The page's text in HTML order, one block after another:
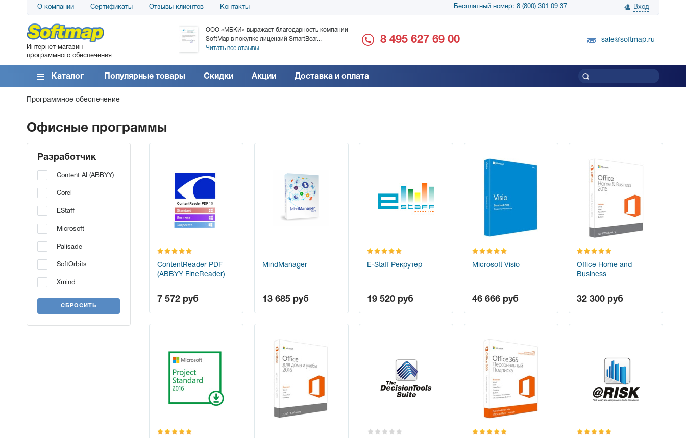
О компании Сертификаты Отзывы клиентов Контакты Бесплатный номер: 8 (800) 301 09 37 Вход
Интернет-магазин
программного обеспечения
АО «АТС» благодарит компанию SoftMap за
поставку программного обеспечения SolarWinds
DameWare...
Читать все отзывы
ООО «МБКИ» выражает благодарность компании
SoftMap в покупке лицензий SmartBear...
Читать все отзывы
благодарность за поставку SnapGene...
благодарность SoftMap за помощь в
8 495 627 69 00 sale@softmap.ru
Каталог Популярные товары Скидки Акции Доставка и оплата
Программное обеспечение
Офисные программы
Разработчик
Content AI (ABBYY)
Corel
EStaff
Microsoft
Palisade
SoftOrbits
Xmind
СБРОСИТЬ
ContentReader PDF
(ABBYY FineReader)
7 572 руб
MindManager
13 685 руб
E-Staff Рекрутер
19 520 руб
Microsoft Visio
46 666 руб
Office Home and
Business
32 300 руб